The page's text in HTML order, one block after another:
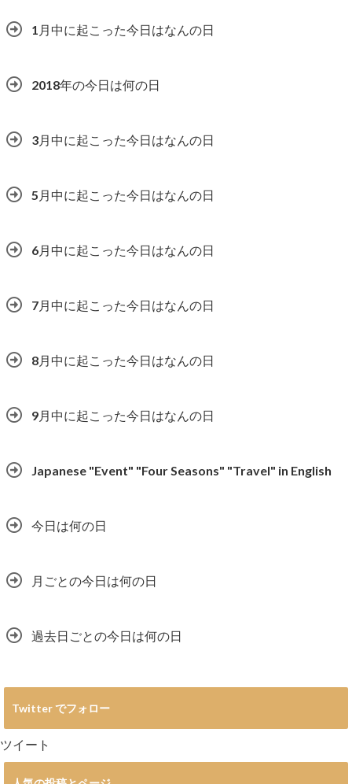
1月中に起こった今日はなんの日
2018年の今日は何の日
3月中に起こった今日はなんの日
5月中に起こった今日はなんの日
6月中に起こった今日はなんの日
7月中に起こった今日はなんの日
8月中に起こった今日はなんの日
9月中に起こった今日はなんの日
Japanese "Event" "Four Seasons" "Travel" in English
今日は何の日
月ごとの今日は何の日
過去日ごとの今日は何の日
Twitter でフォロー
ツイート